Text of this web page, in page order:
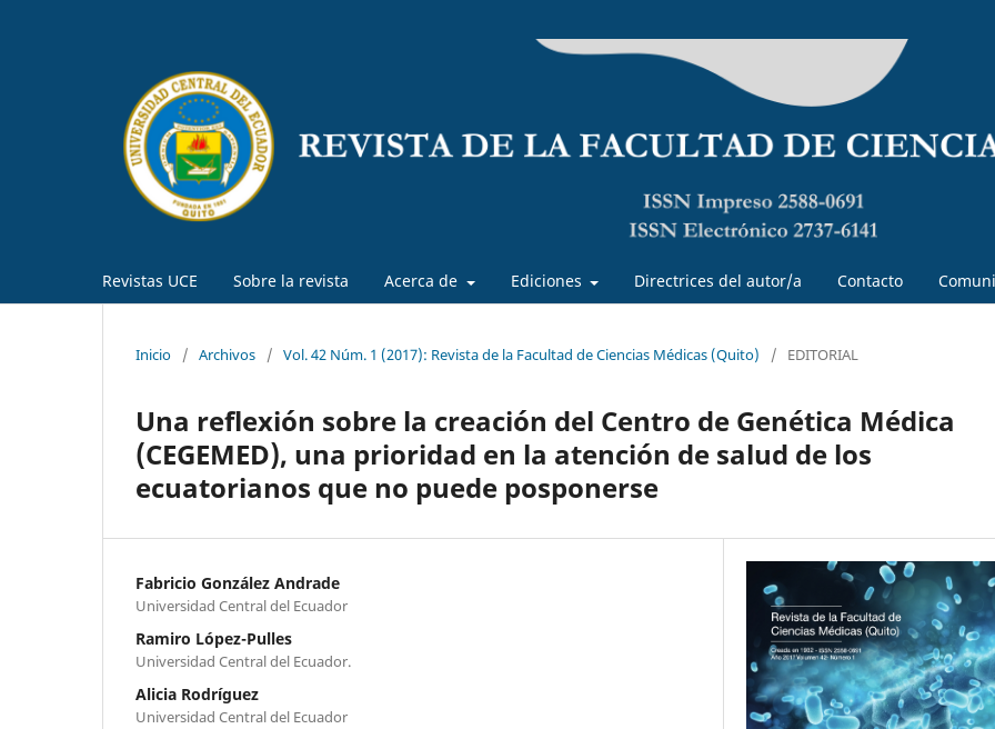
Revistas UCE Sobre la revista Acerca de Ediciones Directrices del autor/a Contacto
Inicio / Archivos / Vol. 42 Núm. 1 (2017): Revista de la Facultad de Ciencias Médicas (Quito) / EDITORIAL
Una reflexión sobre la creación del Centro de Genética Médica
(CEGEMED), una prioridad en la atención de salud de los
ecuatorianos que no puede posponerse
Fabricio González Andrade
Universidad Central del Ecuador
Ramiro López-Pulles
Universidad Central del Ecuador.
Alicia Rodríguez
Universidad Central del Ecuador